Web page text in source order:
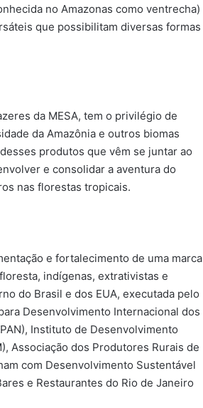
no Amazonas como ventrecha)
que possibilitam diversas formas
da MESA, tem o privilégio de
da Amazônia e outros biomas
produtos que vêm se juntar ao
e consolidar a aventura do
nas florestas tropicais.
e fortalecimento de uma marca
indígenas, extrativistas e
do Brasil e dos EUA, executada pelo
Desenvolvimento Internacional dos
Instituto de Desenvolvimento
Associação dos Produtores Rurais de
com Desenvolvimento Sustentável
e Restaurantes do Rio de Janeiro